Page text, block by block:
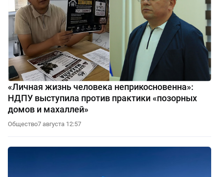
«Личная жизнь человека неприкосновенна»:
НДПУ выступила против практики «позорных
домов и махаллей»
Общество7 августа 12:57